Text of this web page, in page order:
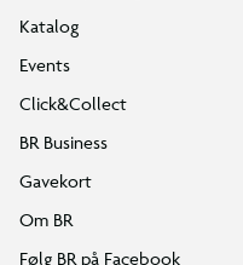
Katalog
Events
Click&Collect
BR Business
Gavekort
Om BR
Følg BR på Facebook